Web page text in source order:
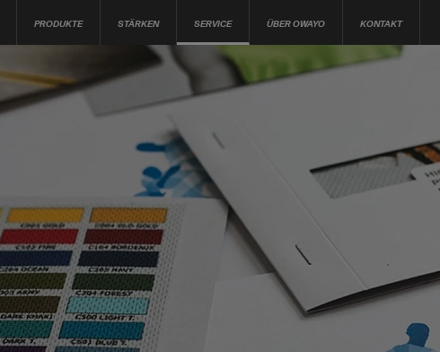
PRODUKTE STÄRKEN SERVICE ÜBER OWAYO KONTAKT